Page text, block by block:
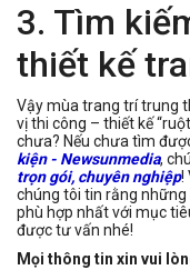
3. Tìm
thiết kế
Vậy mùa trang trí trung
vị thi công – thiết kế
chưa? Nếu chưa tìm
kiện - Newsunmedia,
trọn gói, chuyên nghiệp!
chúng tôi tin rằng
phù hợp nhất với mục
được tư vấn nhé!
Mọi thông tin xin vui